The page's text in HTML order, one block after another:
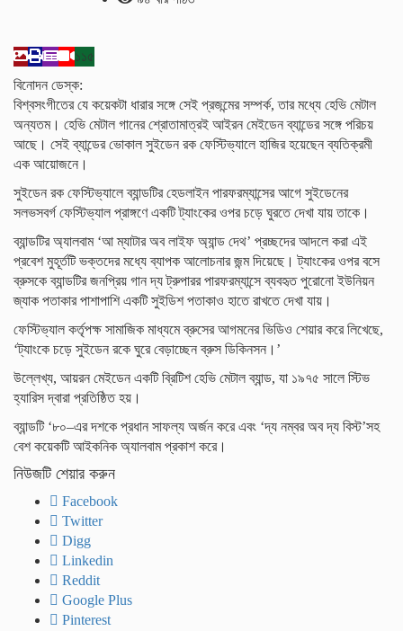
১১৫
বিনোদন ডেস্ক:
বিশ্বসংগীতের যে কয়েকটা ধারার সঙ্গে সেই প্রজন্মের সম্পর্ক, তার মধ্যে হেভি মেটাল
অন্যতম। হেভি মেটাল গানের শ্রোতামাত্রই আইরন মেইডেন ব্যান্ডের সঙ্গে পরিচয়
আছে। সেই ব্যান্ডের ভোকাল সুইডেন রক ফেস্টিভ্যালে হাজির হয়েছেন ব্যতিক্রমী
এক আয়োজনে।
সুইডেন রক ফেস্টিভ্যালে ব্যান্ডটির হেডলাইন পারফরম্যান্সের আগে সুইডেনের
সলভসবর্গ ফেস্টিভ্যাল প্রাঙ্গণে একটি ট্যাংকের ওপর চড়ে ঘুরতে দেখা যায় তাকে।
ব্যান্ডটির অ্যালবাম ‘আ ম্যাটার অব লাইফ অ্যান্ড দেথ’ প্রচ্ছদের আদলে করা এই
প্রবেশ মুহূর্তটি ভক্তদের মধ্যে ব্যাপক আলোচনার জন্ম দিয়েছে। ট্যাংকের ওপর বসে
ব্রুসকে ব্যান্ডটির জনপ্রিয় গান দ্য ট্রুপারর পারফরম্যান্সে ব্যবহৃত পুরোনো ইউনিয়ন
জ্যাক পতাকার পাশাপাশি একটি সুইডিশ পতাকাও হাতে রাখতে দেখা যায়।
ফেস্টিভ্যাল কর্তৃপক্ষ সামাজিক মাধ্যমে ব্রুসের আগমনের ভিডিও শেয়ার করে লিখেছে,
‘ট্যাংকে চড়ে সুইডেন রকে ঘুরে বেড়াচ্ছেন ব্রুস ডিকিনসন।’
উল্লেখ্য, আয়রন মেইডেন একটি ব্রিটিশ হেভি মেটাল ব্যান্ড, যা ১৯৭৫ সালে স্টিভ
হ্যারিস দ্বারা প্রতিষ্ঠিত হয়।
ব্যান্ডটি ‘৮০–এর দশকে প্রধান সাফল্য অর্জন করে এবং ‘দ্য নম্বর অব দ্য বিস্ট’সহ
বেশ কয়েকটি আইকনিক অ্যালবাম প্রকাশ করে।
নিউজটি শেয়ার করুন
Facebook
Twitter
Digg
Linkedin
Reddit
Google Plus
Pinterest